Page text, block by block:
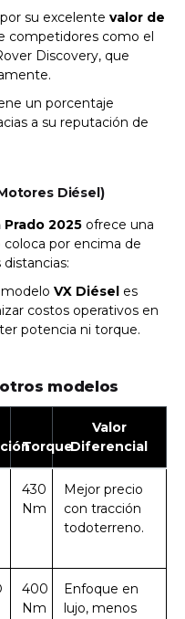
su excelente valor de
competidores como el
Discovery, que
un porcentaje
a su reputación de
Diésel)
2025 ofrece una
por encima de
VX Diésel es
costos operativos en
potencia ni torque.
modelos
Torque
Valor
Diferencial
430
Nm
Mejor precio
con tracción
todoterreno.
400
Nm
Enfoque en
lujo, menos